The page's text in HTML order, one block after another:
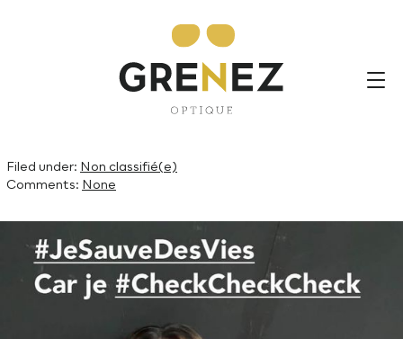
quand je dois sortir
#jesauvedesvies je reste le
Filed under: Non classifié(e)
Comments: None